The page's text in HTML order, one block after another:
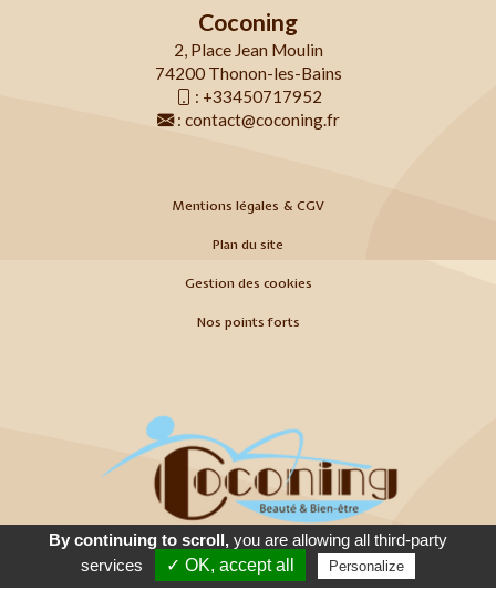
Coconing
2, Place Jean Moulin
74200 Thonon-les-Bains
: +33450717952
: contact@coconing.fr
Mentions légales & CGV
Plan du site
Gestion des cookies
Nos points forts
Appeler E-Mail Venir
By continuing to scroll,you are allowing all third-party
services
✓ OK, accept all Personalize